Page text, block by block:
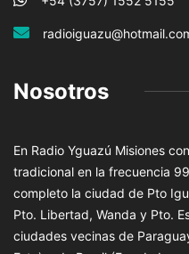
Nosotros
En Radio Yguazú Misiones
tradicional en la frecuencia
completo la ciudad de Pto
Pto. Libertad, Wanda y Pto.
ciudades vecinas de